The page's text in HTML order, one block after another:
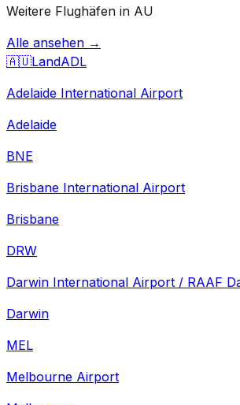
Weitere Flughäfen in AU
Alle ansehen →
🇦🇺LandADL
Adelaide International Airport
Adelaide
BNE
Brisbane International Airport
Brisbane
DRW
Darwin International Airport / RAAF
Darwin
MEL
Melbourne Airport